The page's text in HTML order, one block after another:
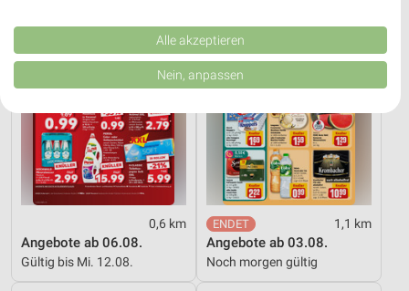
0,6 km
Angebote ab 06.08.
Gültig bis Mi. 12.08.
1,1 km
Angebote ab 03.08.
Noch morgen gültig
Kombinationen von Daten aus verschiedenen Quellen. Entwicklung und
Verbesserung der Angebote. Verwendung reduzierter Daten zur Auswahl
von Inhalten.
Daten können außerhalb der Europäischen Union weitergegeben und in die
USA gesendet werden.
Website/App.
Partnerliste anzeigen (1 IAB-Anbieter)
Wir nutzen Ihre Daten für folgende Zwecke:
IAB-Verarbeitungszwecke:
Speichern von oder Zugriff auf Informationen
Verwendung reduzierter Daten zur Auswahl von
Alle akzeptieren
Nein, anpassen